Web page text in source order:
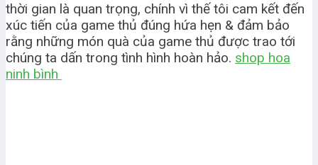
thời gian là quan trọng, chính vì thế tôi cam kết đến
xúc tiến của game thủ đúng hứa hẹn & đảm bảo
rằng những món quà của game thủ được trao tới
chúng ta dấn trong tình hình hoàn hảo. shop hoa
ninh bình